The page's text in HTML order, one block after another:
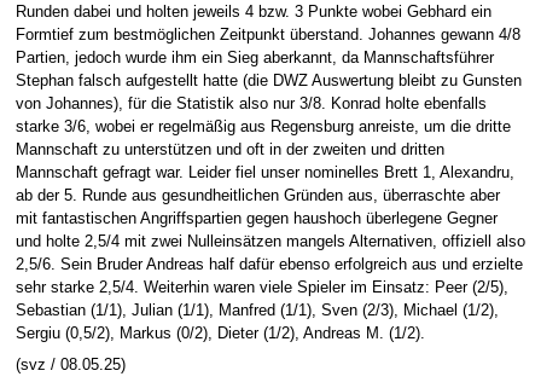
Runden dabei und holten jeweils 4 bzw. 3 Punkte wobei Gebhard ein
Formtief zum bestmöglichen Zeitpunkt überstand. Johannes gewann 4/8
Partien, jedoch wurde ihm ein Sieg aberkannt, da Mannschaftsführer
Stephan falsch aufgestellt hatte (die DWZ Auswertung bleibt zu Gunsten
von Johannes), für die Statistik also nur 3/8. Konrad holte ebenfalls
starke 3/6, wobei er regelmäßig aus Regensburg anreiste, um die dritte
Mannschaft zu unterstützen und oft in der zweiten und dritten
Mannschaft gefragt war. Leider fiel unser nominelles Brett 1, Alexandru,
ab der 5. Runde aus gesundheitlichen Gründen aus, überraschte aber
mit fantastischen Angriffspartien gegen haushoch überlegene Gegner
und holte 2,5/4 mit zwei Nulleinsätzen mangels Alternativen, offiziell also
2,5/6. Sein Bruder Andreas half dafür ebenso erfolgreich aus und erzielte
sehr starke 2,5/4. Weiterhin waren viele Spieler im Einsatz: Peer (2/5),
Sebastian (1/1), Julian (1/1), Manfred (1/1), Sven (2/3), Michael (1/2),
Sergiu (0,5/2), Markus (0/2), Dieter (1/2), Andreas M. (1/2).
(svz / 08.05.25)